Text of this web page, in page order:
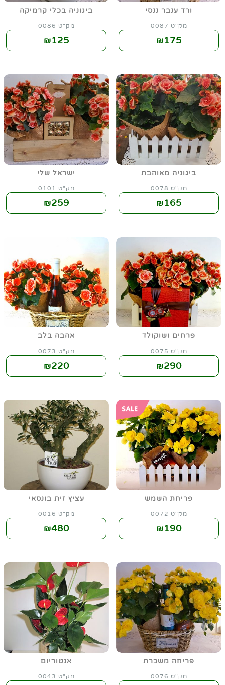
ורד ענבר ננסי
מק"ט 0087
₪175
ביגוניה בכלי קרמיקה
מק"ט 0086
₪125
ביגוניה מאוהבת
מק"ט 0078
₪165
ישראל שלי
מק"ט 0101
₪259
פרחים ושוקולד
מק"ט 0075
₪290
אהבה בלב
מק"ט 0073
₪220
פריחת השמש
מק"ט 0072
₪190
עציץ זית בונסאי
מק"ט 0016
₪480
פריחה משכרת
מק"ט 0076
אנטוריום
מק"ט 0043